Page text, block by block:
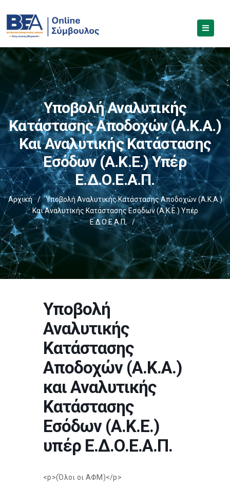
Υποβολή Αναλυτικής
Κατάστασης Αποδοχών (Α.Κ.Α.)
Και Αναλυτικής Κατάστασης
Εσόδων (Α.Κ.Ε.) Υπέρ
Ε.Δ.Ο.Ε.Α.Π.
Αρχική /
Υποβολή Αναλυτικής Κατάστασης Αποδοχών (Α.Κ.Α.)
Και Αναλυτικής Κατάστασης Εσόδων (Α.Κ.Ε.) Υπέρ
Ε.Δ.Ο.Ε.Α.Π.
/
Υποβολή
Αναλυτικής
Κατάστασης
Αποδοχών (Α.Κ.Α.)
και Αναλυτικής
Κατάστασης
Εσόδων (Α.Κ.Ε.)
υπέρ Ε.Δ.Ο.Ε.Α.Π.
<p>(Όλοι οι ΑΦΜ)</p>